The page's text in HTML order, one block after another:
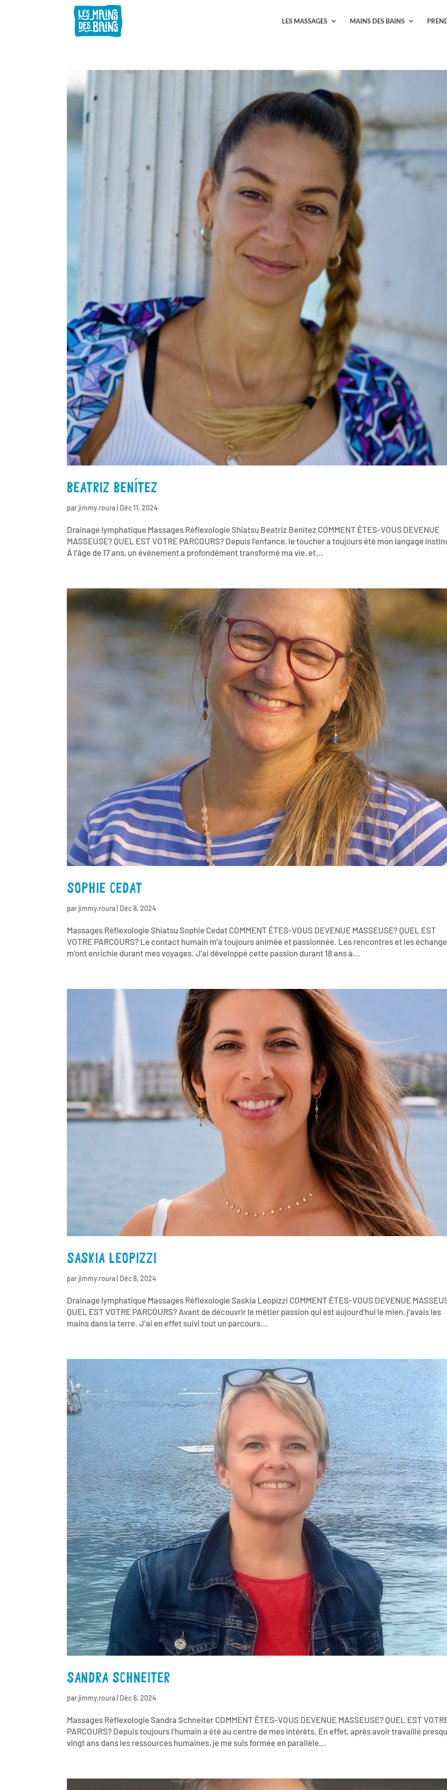
LES MASSAGES MAINS DES BAINS
BEATRIZ BENÍTEZ
par jimmy.roura Déc 11, 2024
Drainage lymphatique Massages Réflexologie Shiatsu Beatriz Benítez COMMENT ÊTES-VOUS DEVENUE
MASSEUSE? QUEL EST VOTRE PARCOURS? Depuis l’enfance, le toucher a toujours été mon langage
À l’âge de 17 ans, un événement a profondément transformé ma vie, et...
SOPHIE CEDAT
par jimmy.roura Déc 8, 2024
Massages Réflexologie Shiatsu Sophie Cedat COMMENT ÊTES-VOUS DEVENUE MASSEUSE? QUEL EST
VOTRE PARCOURS? Le contact humain m’a toujours animée et passionnée. Les rencontres et les
m’ont enrichie durant mes voyages. J’ai développé cette passion durant 18 ans à...
SASKIA LEOPIZZI
par jimmy.roura Déc 8, 2024
Drainage lymphatique Massages Réflexologie Saskia Leopizzi COMMENT ÊTES-VOUS DEVENUE
QUEL EST VOTRE PARCOURS? Avant de découvrir le métier passion qui est aujourd’hui le mien, j’avais les
mains dans la terre. J’ai en effet suivi tout un parcours...
SANDRA SCHNEITER
par jimmy.roura Déc 8, 2024
Massages Réflexologie Sandra Schneiter COMMENT ÊTES-VOUS DEVENUE MASSEUSE? QUEL EST
PARCOURS? Depuis toujours l’humain a été au centre de mes intérêts. En effet, après avoir travaillé
vingt ans dans les ressources humaines, je me suis formée en parallèle...